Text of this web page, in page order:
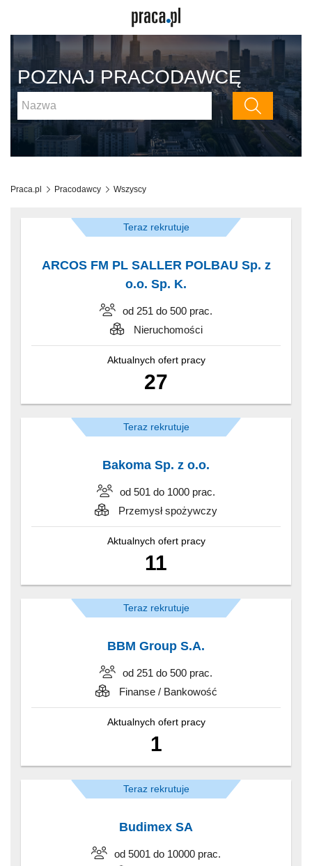
POZNAJ PRACODAWCĘ
Praca.pl Pracodawcy Wszyscy
Teraz rekrutuje
ARCOS FM PL SALLER POLBAU Sp. z
o.o. Sp. K.
od 251 do 500 prac.
Nieruchomości
Aktualnych ofert pracy
27
Teraz rekrutuje
Bakoma Sp. z o.o.
od 501 do 1000 prac.
Przemysł spożywczy
Aktualnych ofert pracy
11
Teraz rekrutuje
BBM Group S.A.
od 251 do 500 prac.
Finanse / Bankowość
Aktualnych ofert pracy
1
Teraz rekrutuje
Budimex SA
od 5001 do 10000 prac.